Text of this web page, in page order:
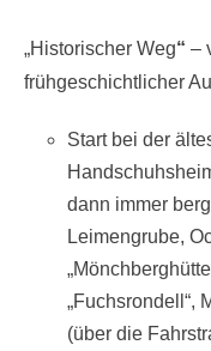
„Historischer Weg“ –
frühgeschichtlicher
Start bei der
dann immer
Leimengrube,
„Fuchsrondell“,
(über die